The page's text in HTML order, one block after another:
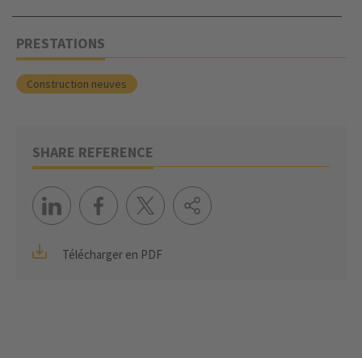
PRESTATIONS
Construction neuves
SHARE REFERENCE
Télécharger en PDF